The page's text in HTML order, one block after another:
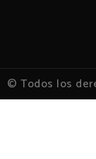
© Todos los